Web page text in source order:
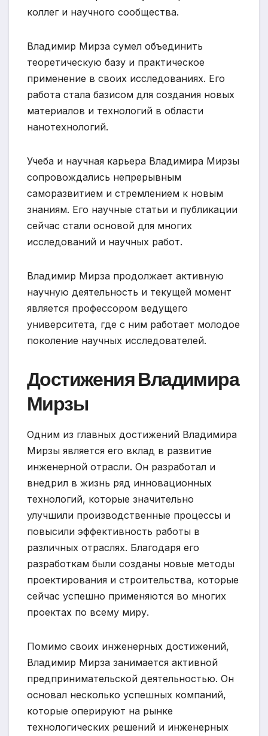
коллег и научного сообщества.
Владимир Мирза сумел объединить
теоретическую базу и практическое
применение в своих исследованиях. Его
работа стала базисом для создания новых
материалов и технологий в области
нанотехнологий.
Учеба и научная карьера Владимира Мирзы
сопровождались непрерывным
саморазвитием и стремлением к новым
знаниям. Его научные статьи и публикации
сейчас стали основой для многих
исследований и научных работ.
Владимир Мирза продолжает активную
научную деятельность и текущей момент
является профессором ведущего
университета, где с ним работает молодое
поколение научных исследователей.
Достижения Владимира
Мирзы
Одним из главных достижений Владимира
Мирзы является его вклад в развитие
инженерной отрасли. Он разработал и
внедрил в жизнь ряд инновационных
технологий, которые значительно
улучшили производственные процессы и
повысили эффективность работы в
различных отраслях. Благодаря его
разработкам были созданы новые методы
проектирования и строительства, которые
сейчас успешно применяются во многих
проектах по всему миру.
Помимо своих инженерных достижений,
Владимир Мирза занимается активной
предпринимательской деятельностью. Он
основал несколько успешных компаний,
которые оперируют на рынке
технологических решений и инженерных